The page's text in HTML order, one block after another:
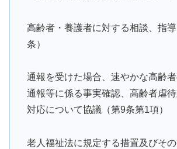
高齢者・養護者に対する相談、指
条）
通報を受けた場合、速やかな高齢者
通報等に係る事実確認、高齢者虐
対応について協議（第9条第1項）
老人福祉法に規定する措置及びそ